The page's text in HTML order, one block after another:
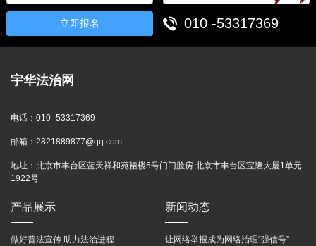
立即报名 010 -53317369
宇华法治网
电话： 010 -53317369
邮箱： 2821889877@qq.com
地址： 北京市丰台区蓝天祥和苑裙楼5号门门脸房 北京市丰台区宝隆大厦1单元
1922号
产品展示
做好普法宣传 助力法治进程
新闻动态
让网络举报成为网络治理“强信号”